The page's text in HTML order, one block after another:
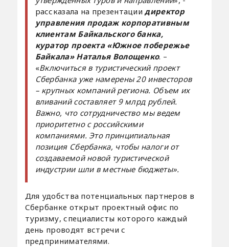
рассказала на презентациидиректор
управления продаж корпоративным
клиентам Байкальского банка,
куратор проекта «Южное побережье
Байкала» Наталья Волощенко. –
«Включиться в туристический проект
Сбербанка уже намерены 20 инвесторов
– крупных компаний региона. Объем их
вливаний составляет 9 млрд рублей.
Важно, что сотрудничество мы ведем
приоритетно с российскими
компаниями. Это принципиальная
позиция Сбербанка, чтобы налоги от
создаваемой новой туристической
индустрии шли в местные бюджеты».
Для удобства потенциальных партнеров в
Сбербанке открыт проектный офис по
туризму, специалисты которого каждый
день проводят встречи с
предпринимателями.